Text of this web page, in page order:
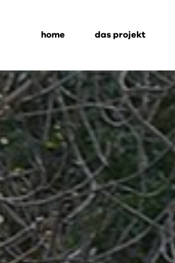
home das projekt